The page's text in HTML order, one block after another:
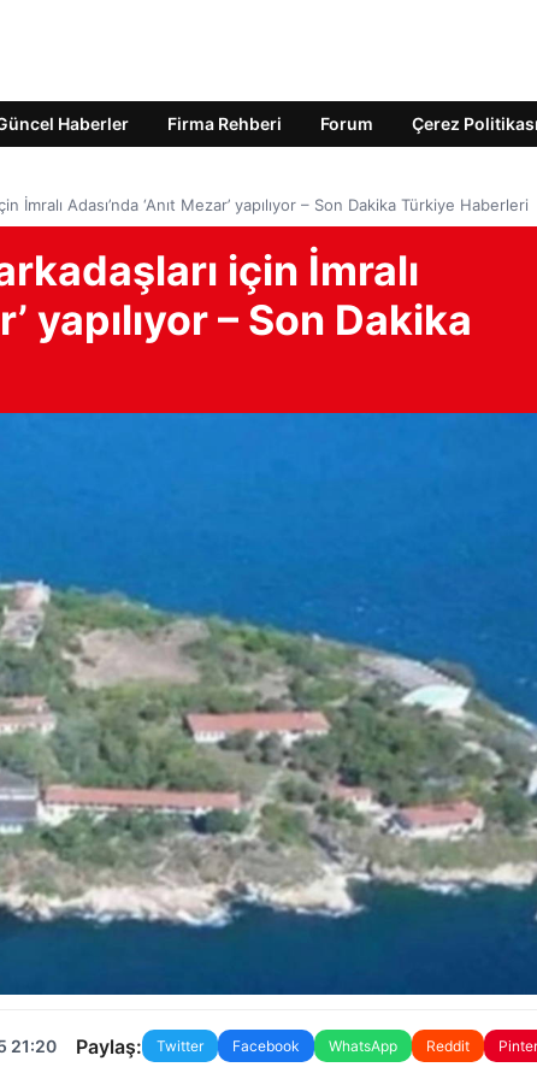
Haberler Firma Rehberi Forum Çerez Politikası
İmralı Adası’nda ‘Anıt Mezar’ yapılıyor – Son Dakika Türkiye Haberleri
için İmralı
yapılıyor – Son Dakika
21:20 Paylaş: Twitter Facebook WhatsApp Reddit